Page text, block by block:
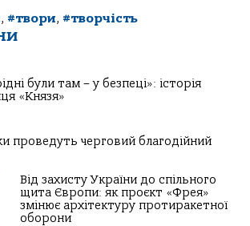
, #твори, #творчість
були там – у безпеці»: історія
«Князя»
проведуть черговий благодійний
Від захисту України до спільного
щита Європи: як проєкт «Фрея»
змінює архітектуру протиракетної
оборони